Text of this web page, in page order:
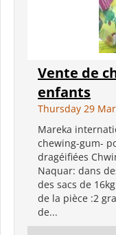
Vente de
enfants
Thursday 29
Mareka
chewing-gum-
dragéifiées
Naquar: dans
des sacs de
de la pièce :2
de...